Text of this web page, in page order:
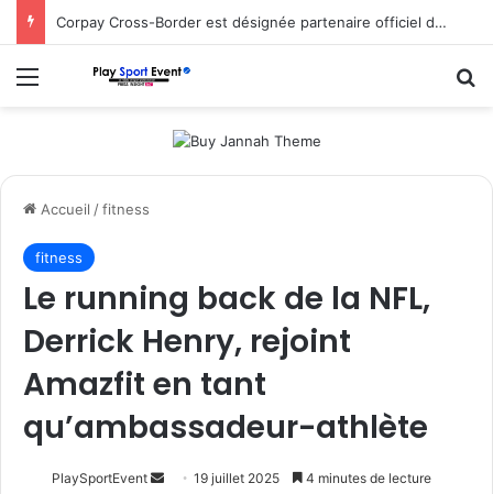
Corpay Cross-Border est désignée partenaire officiel de change d’Ultimate Sevens
Menu
Accueil /fitness
fitness
Le running back de la NFL,
Derrick Henry, rejoint
Amazfit en tant
qu’ambassadeur-athlète
PlaySportEvent
Envoyer19 juillet 2025 4 minutes de lecture